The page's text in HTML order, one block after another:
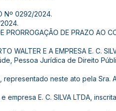
Nº 0292/2024.
PRORROGAÇÃO DE PRAZO AO
WALTER E A EMPRESA E. C.
Pessoa Jurídica de Direito
representado neste ato pela Sra.
empresa E. C. SILVA LTDA,